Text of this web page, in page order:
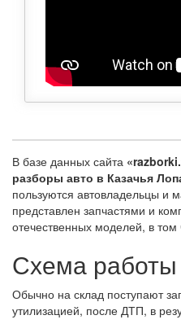
В базе данных сайта
разборы авто в Казачья
пользуются автовладельцы и
представлен запчастями и
отечественных моделей, в том
Схема работы
Обычно на склад поступают
утилизацией, после ДТП, в